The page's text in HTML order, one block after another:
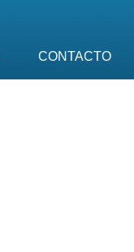
CONTACTO